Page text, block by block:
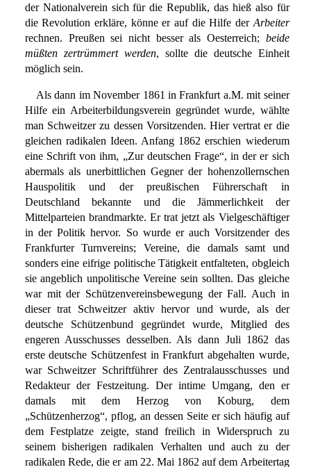
der Nationalverein sich für die Republik, das hieß also für
die Revolution erkläre, könne er auf die Hilfe der Arbeiter
rechnen. Preußen sei nicht besser als Oesterreich; beide
müßten zertrümmert werden, sollte die deutsche Einheit
möglich sein.
Als dann im November 1861 in Frankfurt a.M. mit seiner
Hilfe ein Arbeiterbildungsverein gegründet wurde, wählte
man Schweitzer zu dessen Vorsitzenden. Hier vertrat er die
gleichen radikalen Ideen. Anfang 1862 erschien wiederum
eine Schrift von ihm, „Zur deutschen Frage“, in der er sich
abermals als unerbittlichen Gegner der hohenzollernschen
Hauspolitik und der preußischen Führerschaft in
Deutschland bekannte und die Jämmerlichkeit der
Mittelparteien brandmarkte. Er trat jetzt als Vielgeschäftiger
in der Politik hervor. So wurde er auch Vorsitzender des
Frankfurter Turnvereins; Vereine, die damals samt und
sonders eine eifrige politische Tätigkeit entfalteten, obgleich
sie angeblich unpolitische Vereine sein sollten. Das gleiche
war mit der Schützenvereinsbewegung der Fall. Auch in
dieser trat Schweitzer aktiv hervor und wurde, als der
deutsche Schützenbund gegründet wurde, Mitglied des
engeren Ausschusses desselben. Als dann Juli 1862 das
erste deutsche Schützenfest in Frankfurt abgehalten wurde,
war Schweitzer Schriftführer des Zentralausschusses und
Redakteur der Festzeitung. Der intime Umgang, den er
damals mit dem Herzog von Koburg, dem
„Schützenherzog“, pflog, an dessen Seite er sich häufig auf
dem Festplatze zeigte, stand freilich in Widerspruch zu
seinem bisherigen radikalen Verhalten und auch zu der
radikalen Rede, die er am 22. Mai 1862 auf dem Arbeitertag